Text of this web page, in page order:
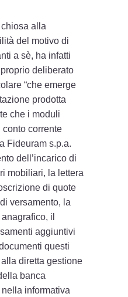
chiosa alla
del motivo di
a sè, ha infatti
deliberato
“che emerge
prodotta
che i moduli
conto corrente
Fideuram s.p.a.
dell’incarico di
mobiliari, la lettera
di quote
versamento, la
il
aggiuntivi
questi
diretta gestione
banca
informativa